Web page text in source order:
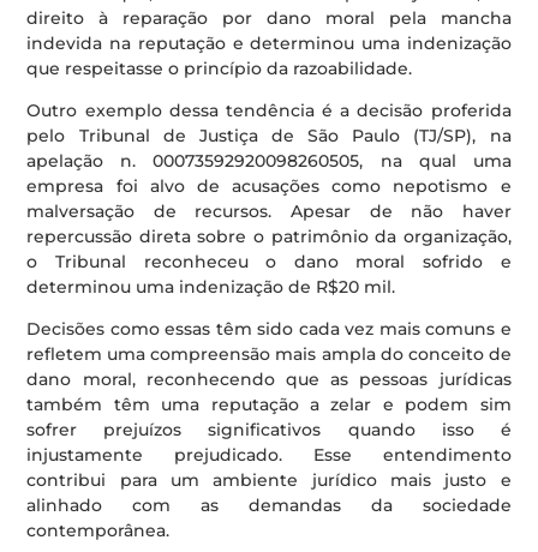
direito à reparação por dano moral pela mancha
indevida na reputação e determinou uma indenização
que respeitasse o princípio da razoabilidade.
Outro exemplo dessa tendência é a decisão proferida
pelo Tribunal de Justiça de São Paulo (TJ/SP), na
apelação n. 00073592920098260505, na qual uma
empresa foi alvo de acusações como nepotismo e
malversação de recursos. Apesar de não haver
repercussão direta sobre o patrimônio da organização,
o Tribunal reconheceu o dano moral sofrido e
determinou uma indenização de R$20 mil.
Decisões como essas têm sido cada vez mais comuns e
refletem uma compreensão mais ampla do conceito de
dano moral, reconhecendo que as pessoas jurídicas
também têm uma reputação a zelar e podem sim
sofrer prejuízos significativos quando isso é
injustamente prejudicado. Esse entendimento
contribui para um ambiente jurídico mais justo e
alinhado com as demandas da sociedade
contemporânea.